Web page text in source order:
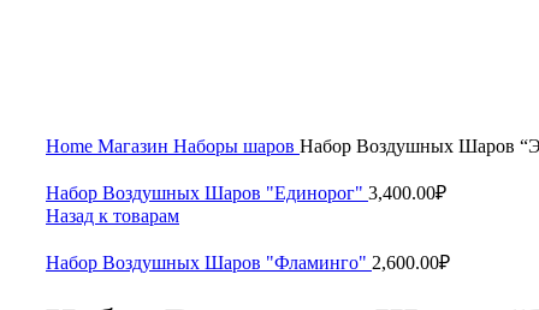
Home Магазин Наборы шаров Набор Воздушных Шаров
Набор Воздушных Шаров "Единорог" 3,400.00₽
Назад к товарам
Набор Воздушных Шаров "Фламинго" 2,600.00₽